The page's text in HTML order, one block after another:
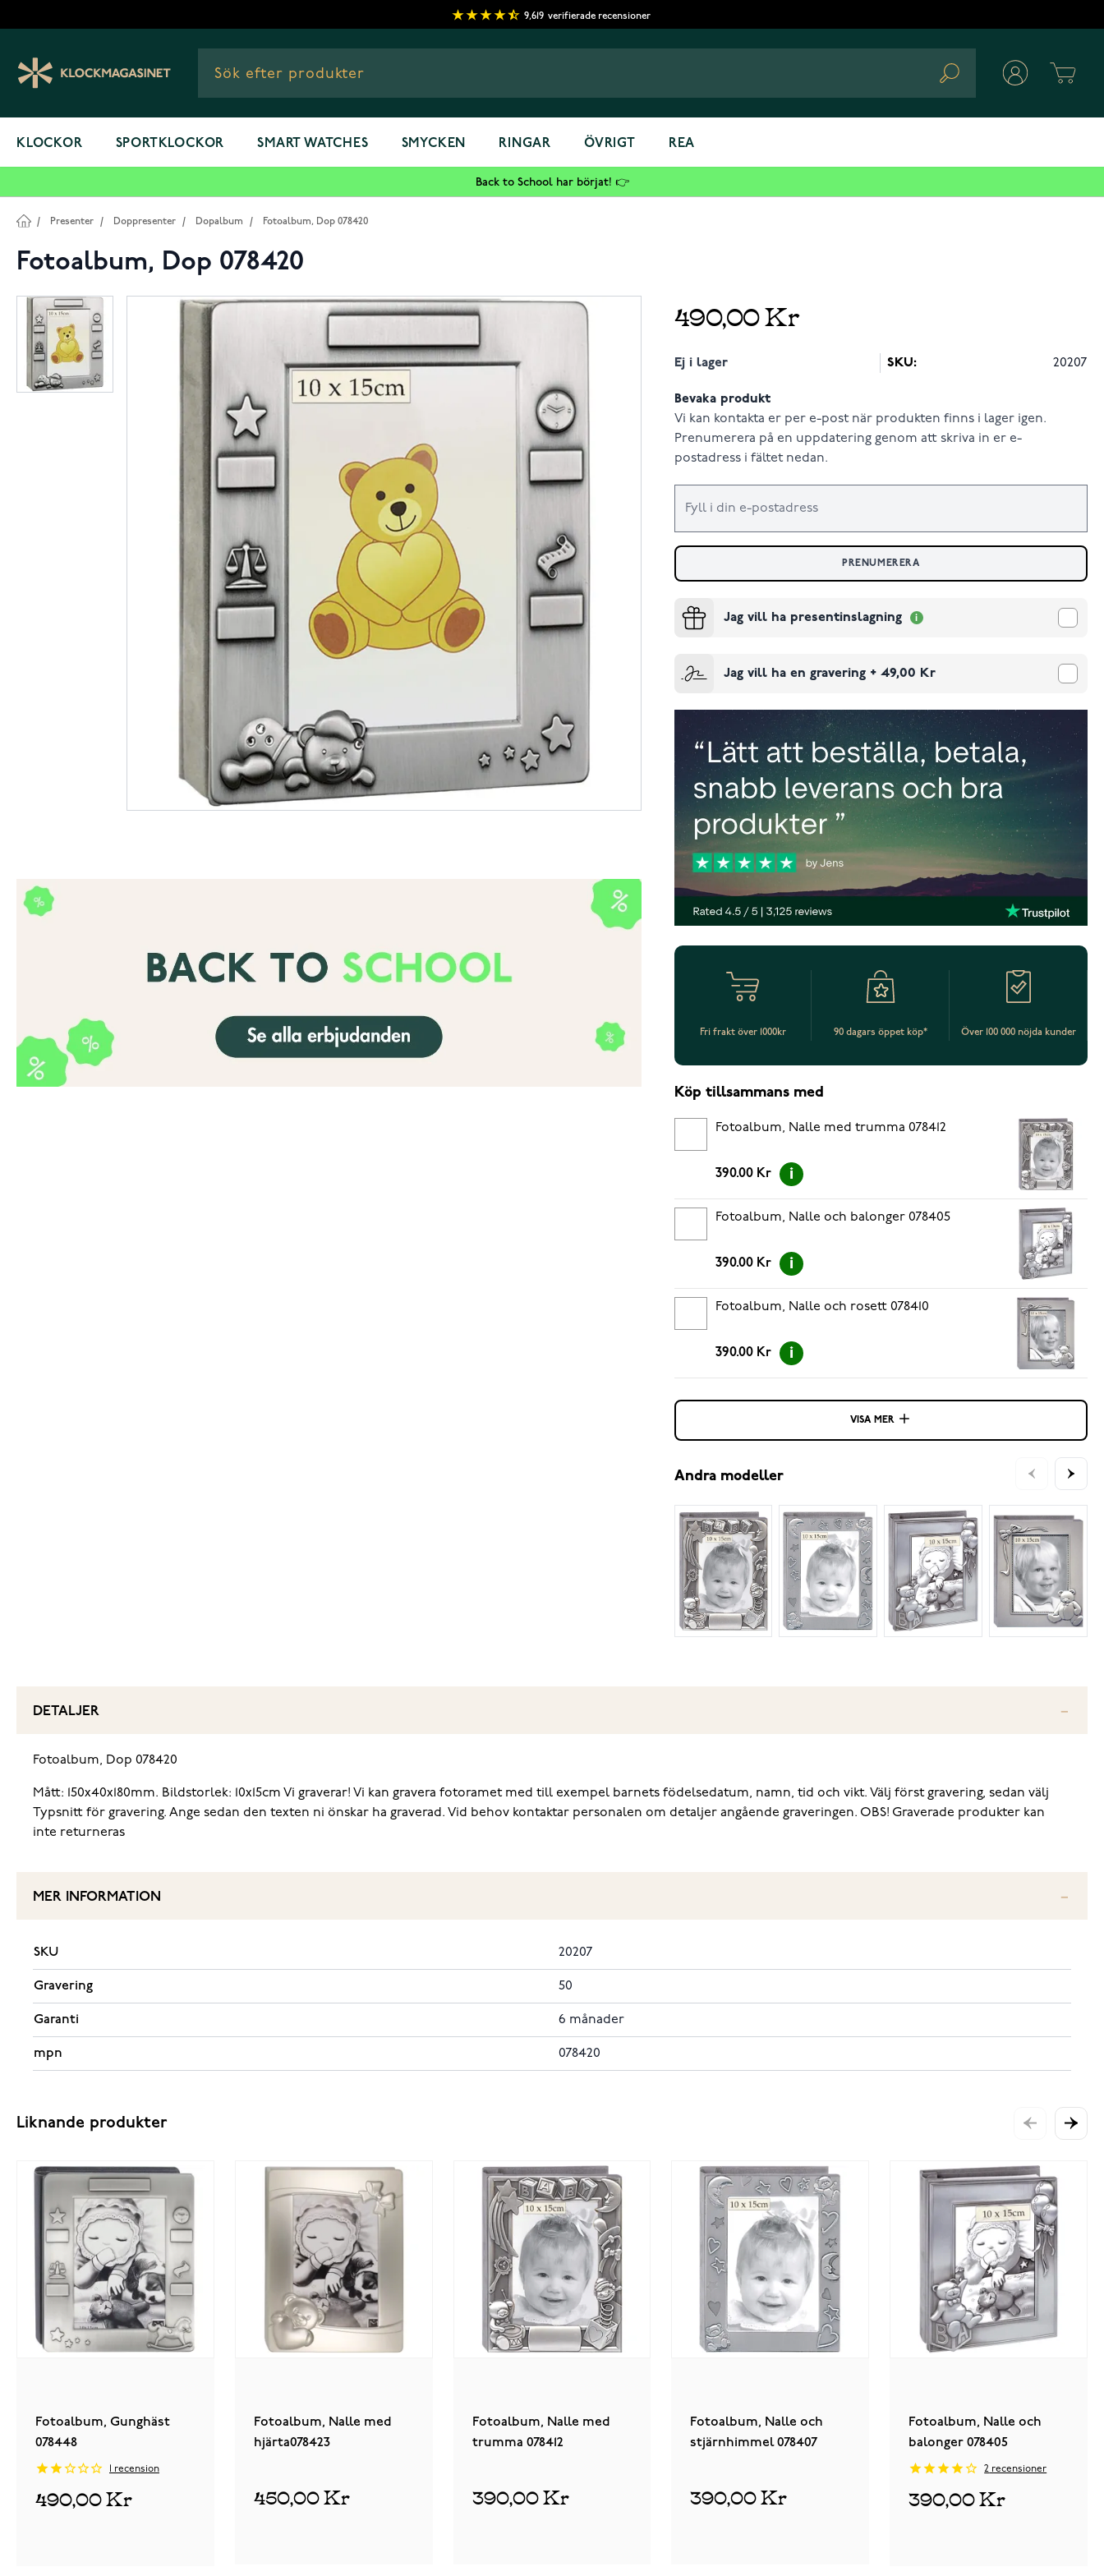
9,619 verifierade recensioner
Search
KLOCKOR SPORTKLOCKOR SMART WATCHES SMYCKEN RINGAR ÖVRIGT REA
Back to School har börjat! 👉
/ Presenter / Doppresenter / Dopalbum / Fotoalbum, Dop 078420
Fotoalbum, Dop 078420
490,00 Kr
Ej i lager SKU: 20207
Bevaka produkt
Vi kan kontakta er per e-post när produkten finns i lager igen.
Prenumerera på en uppdatering genom att skriva in er e-
postadress i fältet nedan.
PRENUMERERA
Jag vill ha presentinslagning
Jag vill ha en gravering+ 49,00 Kr
Fri frakt över 1000kr 90 dagars öppet köp* Över 100 000 nöjda kunder
Köp tillsammans med
Fotoalbum, Nalle med trumma 078412
390.00 Kr
Fotoalbum, Nalle och balonger 078405
390.00 Kr
Fotoalbum, Nalle och rosett 078410
390.00 Kr
VISA MER
Andra modeller
DETALJER
Fotoalbum, Dop 078420
Mått: 150x40x180mm. Bildstorlek: 10x15cm Vi graverar! Vi kan gravera fotoramet med till exempel barnets födelsedatum, namn, tid och vikt. Välj först gravering, sedan välj
Typsnitt för gravering. Ange sedan den texten ni önskar ha graverad. Vid behov kontaktar personalen om detaljer angående graveringen. OBS! Graverade produkter kan
inte returneras
MER INFORMATION
SKU 20207
Gravering 50
Garanti 6 månader
mpn 078420
Liknande produkter
Fotoalbum, Gunghäst
078448
recension
490,00 Kr
Fotoalbum, Nalle med
hjärta078423
450,00 Kr
Fotoalbum, Nalle med
trumma 078412
390,00 Kr
Fotoalbum, Nalle och
stjärnhimmel 078407
390,00 Kr
Fotoalbum, Nalle och
balonger 078405
2 recensioner
390,00 Kr